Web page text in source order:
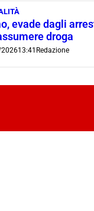
evade dagli
droga
13:41 Redazione